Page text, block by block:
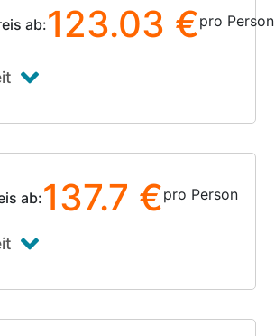
ab:123.03 €pro Person
ab:137.7 €pro Person